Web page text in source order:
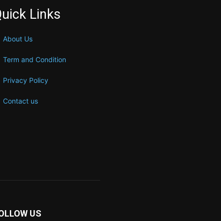
Links
About Us
Term and Condition
Privacy Policy
Contact us
US